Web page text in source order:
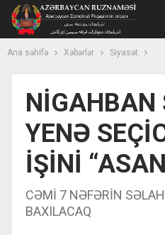
Ana səhifə Xəbərlər Siyasət
NİGAHBAN
YENƏ
İŞİNİ
CƏMİ 7 NƏFƏRİN
BAXILACAQ